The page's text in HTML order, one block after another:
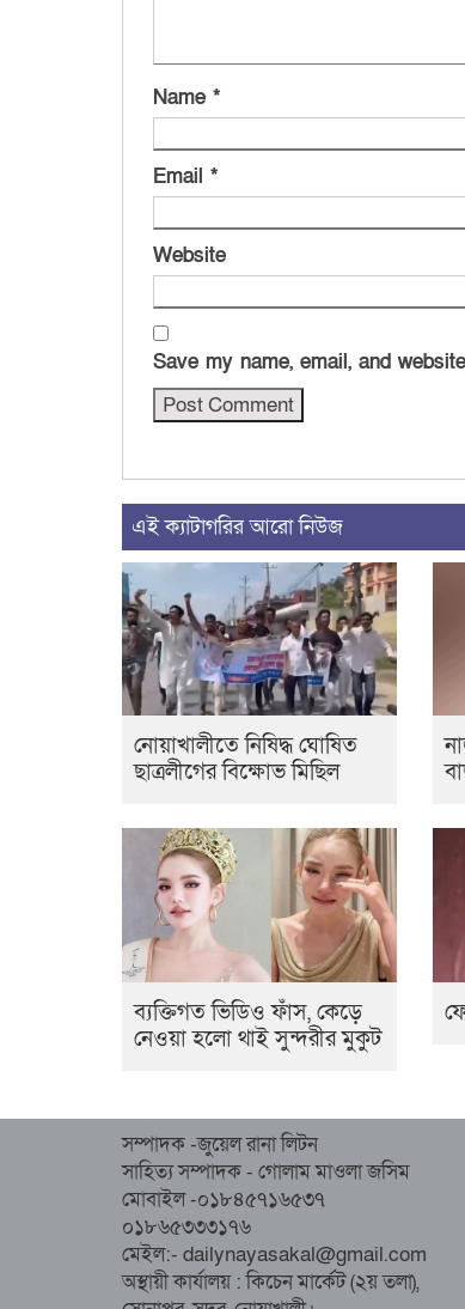
Name *
Email *
Website
Save my name, email, and
এই ক্যাটাগরির আরো নিউজ
নোয়াখালীতে নিষিদ্ধ ঘোষিত
ছাত্রলীগের বিক্ষোভ মিছিল
ব্যক্তিগত ভিডিও ফাঁস, কেড়ে
নেওয়া হলো থাই সুন্দরীর মুকুট
সম্পাদক -জুয়েল রানা লিটন
সাহিত্য সম্পাদক - গোলাম মাওলা জসিম
মোবাইল -০১৮৪৫৭১৬৫৩৭
০১৮৬৫৩৩৩১৭৬
মেইল:- dailynayasakal@gmail.com
অস্থায়ী কার্যালয় : কিচেন মার্কেট (২য় তলা),